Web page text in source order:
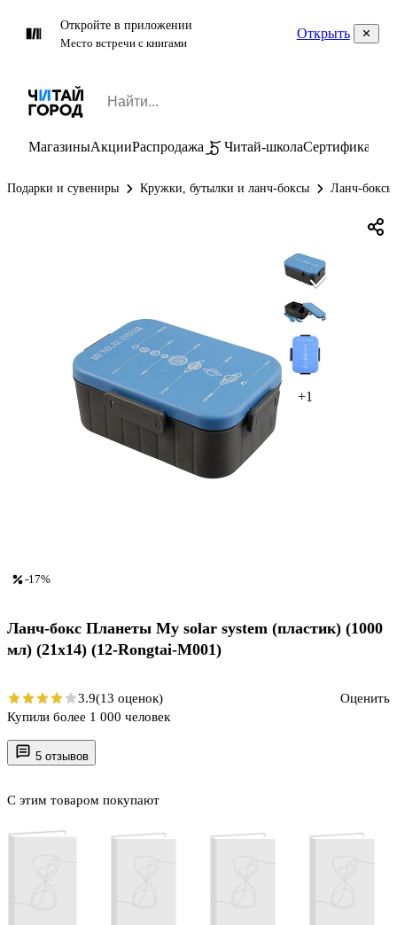
Откройте в приложении
Место встречи с книгами
Открыть
МагазиныАкцииРаспродажа Читай-школаСертификаты
Подарки и сувениры Кружки, бутылки и ланч-боксы Ланч-боксы
+1
5 отзывов
С этим товаром покупают
-17%
Ланч-бокс Планеты My solar system (пластик) (1000
мл) (21х14) (12-Rongtai-M001)
3.9(13 оценок)
Оценить
Купили более 1 000 человек